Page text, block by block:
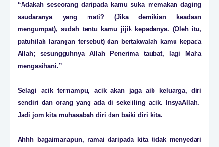
“Adakah seseorang daripada kamu suka memakan daging
saudaranya yang mati? (Jika demikian keadaan
mengumpat), sudah tentu kamu jijik kepadanya. (Oleh itu,
patuhilah larangan tersebut) dan bertakwalah kamu kepada
Allah; sesungguhnya Allah Penerima taubat, lagi Maha
mengasihani.”
Selagi acik termampu, acik akan jaga aib keluarga, diri
sendiri dan orang yang ada di sekeliling acik. InsyaAllah.
Jadi jom kita muhasabah diri dan baiki diri kita.
Ahhh bagaimanapun, ramai daripada kita tidak menyedari